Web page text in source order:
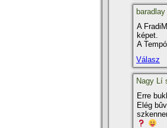
A
képet.
A
Válasz
Nagy Lí
Erre
Elég